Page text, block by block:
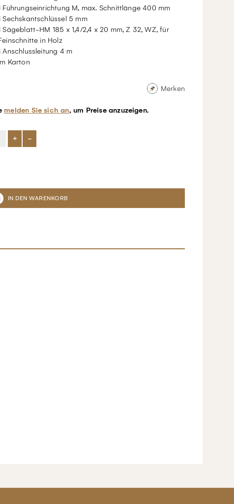
Führungseinrichtung M, max. Schnittlänge 400 mm
Sechskantschlüssel 5 mm
Sägeblatt-HM 185 x 1,4/2,4 x 20 mm, Z 32, WZ, für
in Holz
Anschlussleitung 4 m
Karton
Merken
melden Sie sich an, um Preise anzuzeigen.
+ -